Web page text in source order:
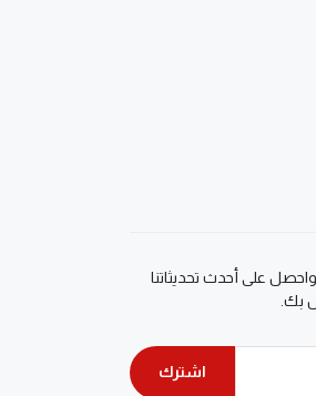
واحصل على أحدث تحديثاتنا
بك.
اشترك